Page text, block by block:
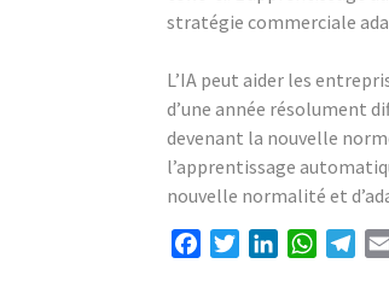
stratégie commerciale
L’IA peut aider les
d’une année résolument
devenant la nouvelle
l’apprentissage
nouvelle normalité et
FacebookTwitterLinkedInWhatsApp